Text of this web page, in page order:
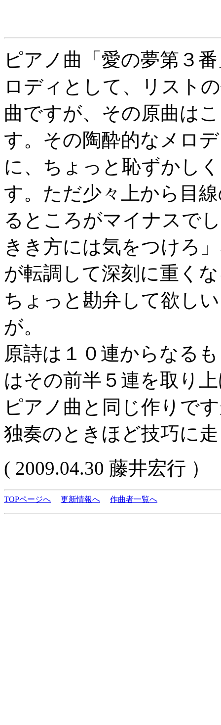
ピアノ曲「愛の夢第３
ロディとして、リスト
曲ですが、その原曲は
す。その陶酔的なメロ
に、ちょっと恥ずかし
す。ただ少々上から目
るところがマイナスで
きき方には気をつけろ
が転調して深刻に重く
ちょっと勘弁して欲し
が。
原詩は１０連からなる
はその前半５連を取り
ピアノ曲と同じ作りで
独奏のときほど技巧に
( 2009.04.30 藤井宏行 ）
TOPページへ 更新情報へ 作曲者一覧へ